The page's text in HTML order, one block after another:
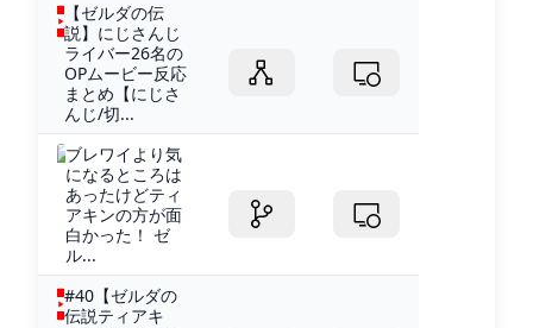
【ゼルダの伝
説】にじさんじ
ライバー26名の
OPムービー反応
まとめ【にじさ
んじ/切...
ブレワイより気
になるところは
あったけどティ
アキンの方が面
白かった！ ゼ
ル...
#40【ゼルダの
伝説ティアキ